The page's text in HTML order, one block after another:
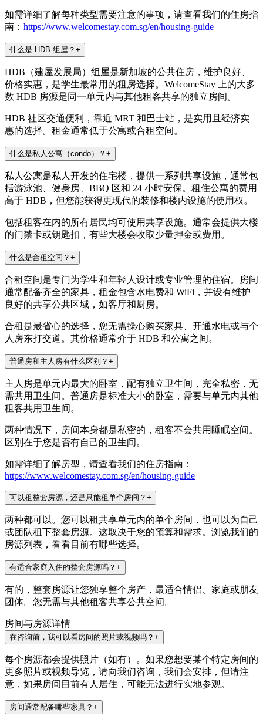
如需详细了解每种类型需要注意的事项，请查看我们的住房指
南： https://www.welcomestay.com.sg/en/housing-guide
什么是 HDB 组屋？ +
HDB（建屋发展局）组屋是新加坡的公共住房，维护良好、
价格实惠，是学生最常用的租房选择。WelcomeStay 上的大多
数 HDB 房源是同一单元内与其他租客共享的独立房间。
HDB 社区交通便利，靠近 MRT 和巴士站，是实用且经济实
惠的选择。租金通常低于公寓或合租空间。
什么是私人公寓（condo）？ +
私人公寓是私人开发的住宅楼，提供一系列共享设施，通常包
括游泳池、健身房、BBQ 区和 24 小时安保。租住公寓的费用
高于 HDB，但您能获得更现代的装修和楼内设施的使用权。
包括租客在内的所有居民均可使用共享设施。通常会提供大楼
的门禁卡或钥匙扣，有些大楼会收取少量押金或费用。
什么是合租空间？ +
合租空间是专门为学生和年轻人设计或专业管理的住宿。房间
通常配备齐全的家具，租金包含水电费和 WiFi，并设有维护
良好的共享公共区域，如客厅和厨房。
合租是最省心的选择，您无需操心购买家具、开通水电或与个
人房东打交道。其价格通常介于 HDB 和公寓之间。
普通房和主人房有什么区别？ +
主人房是单元内最大的卧室，配有独立卫生间，完全私密，无
需共用卫生间。普通房是标准大小的卧室，需要与单元内其他
租客共用卫生间。
两种情况下，房间本身都是私密的，租客不会共用睡眠空间。
区别在于您是否有自己的卫生间。
如需详细了解房型，请查看我们的住房指南：
https://www.welcomestay.com.sg/en/housing-guide
可以租整套房源，还是只能租单个房间？ +
两种都可以。您可以租共享单元内的单个房间，也可以为自己
或团队租下整套房源。这取决于您的预算和需求。浏览我们的
房源列表，看看目前有哪些选择。
有适合家庭入住的整套房源吗？ +
有的，整套房源让您独享整个房产，最适合情侣、家庭或朋友
团体。您无需与其他租客共享公共空间。
房间与房源详情
在咨询前，我可以看房间的照片或视频吗？ +
每个房源都会提供照片（如有）。如果您想要某个特定房间的
更多照片或视频导览，请向我们咨询，我们会安排，但请注
意，如果房间目前有人居住，可能无法进行实地参观。
房间通常配备哪些家具？ +